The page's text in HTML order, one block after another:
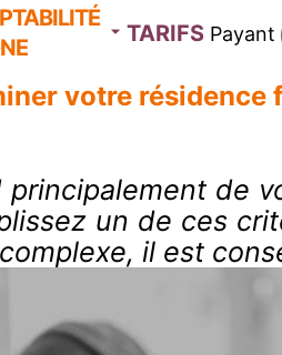
TARIFS Payant
votre résidence
de
un de ces
il est